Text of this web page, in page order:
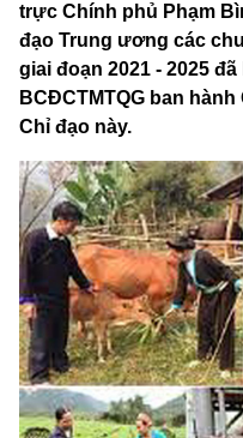
trực Chính phủ Phạm
đạo Trung ương các
giai đoạn 2021 - 2025
BCĐCTMTQG ban
Chỉ đạo này.